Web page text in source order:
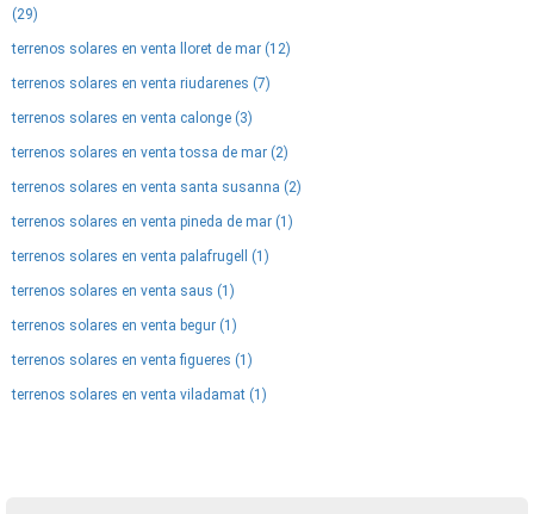
(29)
terrenos solares en venta lloret de mar (12)
terrenos solares en venta riudarenes (7)
terrenos solares en venta calonge (3)
terrenos solares en venta tossa de mar (2)
terrenos solares en venta santa susanna (2)
terrenos solares en venta pineda de mar (1)
terrenos solares en venta palafrugell (1)
terrenos solares en venta saus (1)
terrenos solares en venta begur (1)
terrenos solares en venta figueres (1)
terrenos solares en venta viladamat (1)